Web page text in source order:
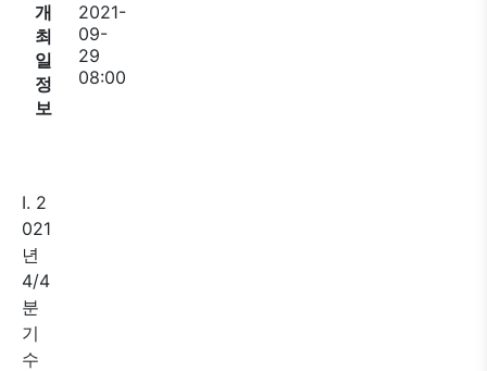
개
최
일
정
보
2021-
09-
29
08:00
I. 2
021
년
4/4
분
기
수